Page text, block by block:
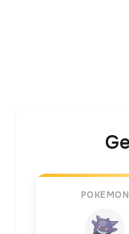
POKEMON